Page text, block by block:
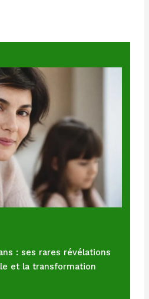
: ses rares révélations
et la transformation